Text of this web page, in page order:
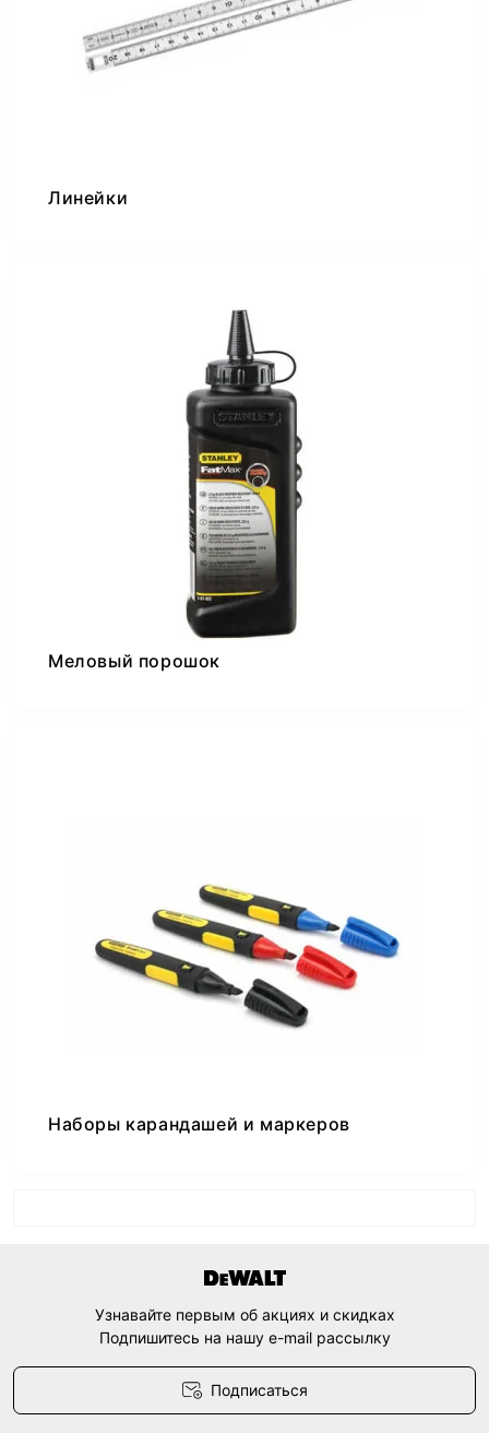
Линейки
Меловый порошок
Наборы карандашей и маркеров
Узнавайте первым об акциях и скидках
Подпишитесь на нашу e-mail рассылку
Подписаться